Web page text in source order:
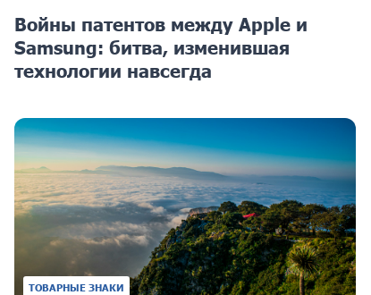
Войны патентов между Apple и
Samsung: битва, изменившая
технологии навсегда
ТОВАРНЫЕ ЗНАКИ